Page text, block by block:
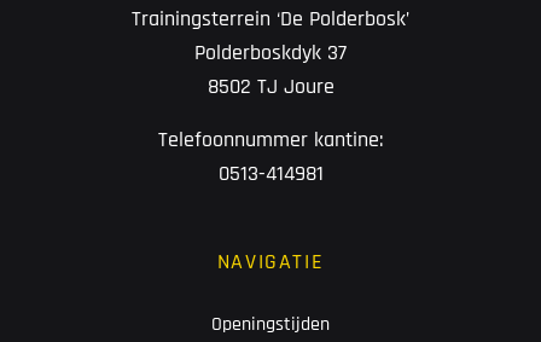
Trainingsterrein ‘De Polderbosk’
Polderboskdyk 37
8502 TJ Joure
Telefoonnummer kantine:
0513-414981
NAVIGATIE
Openingstijden